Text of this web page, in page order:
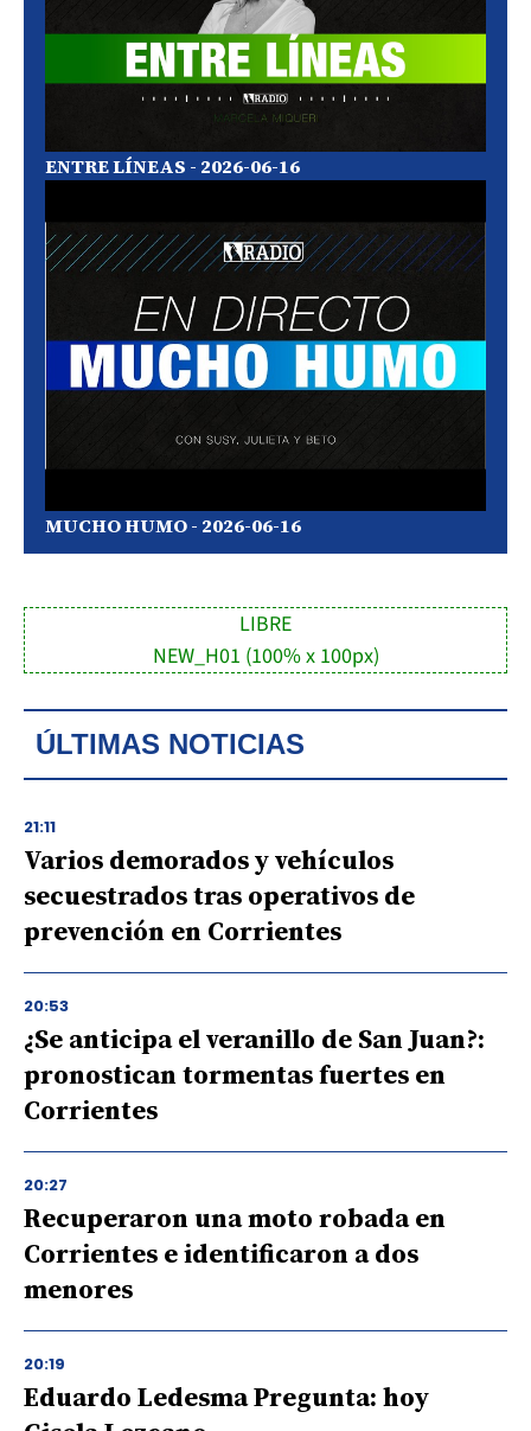
ENTRE LÍNEAS - 2026-06-16
MUCHO HUMO - 2026-06-16
LIBRE
NEW_H01 (100% x 100px)
ÚLTIMAS NOTICIAS
21:11
Varios demorados y vehículos
secuestrados tras operativos de
prevención en Corrientes
20:53
¿Se anticipa el veranillo de San Juan?:
pronostican tormentas fuertes en
Corrientes
20:27
Recuperaron una moto robada en
Corrientes e identificaron a dos
menores
20:19
Eduardo Ledesma Pregunta: hoy